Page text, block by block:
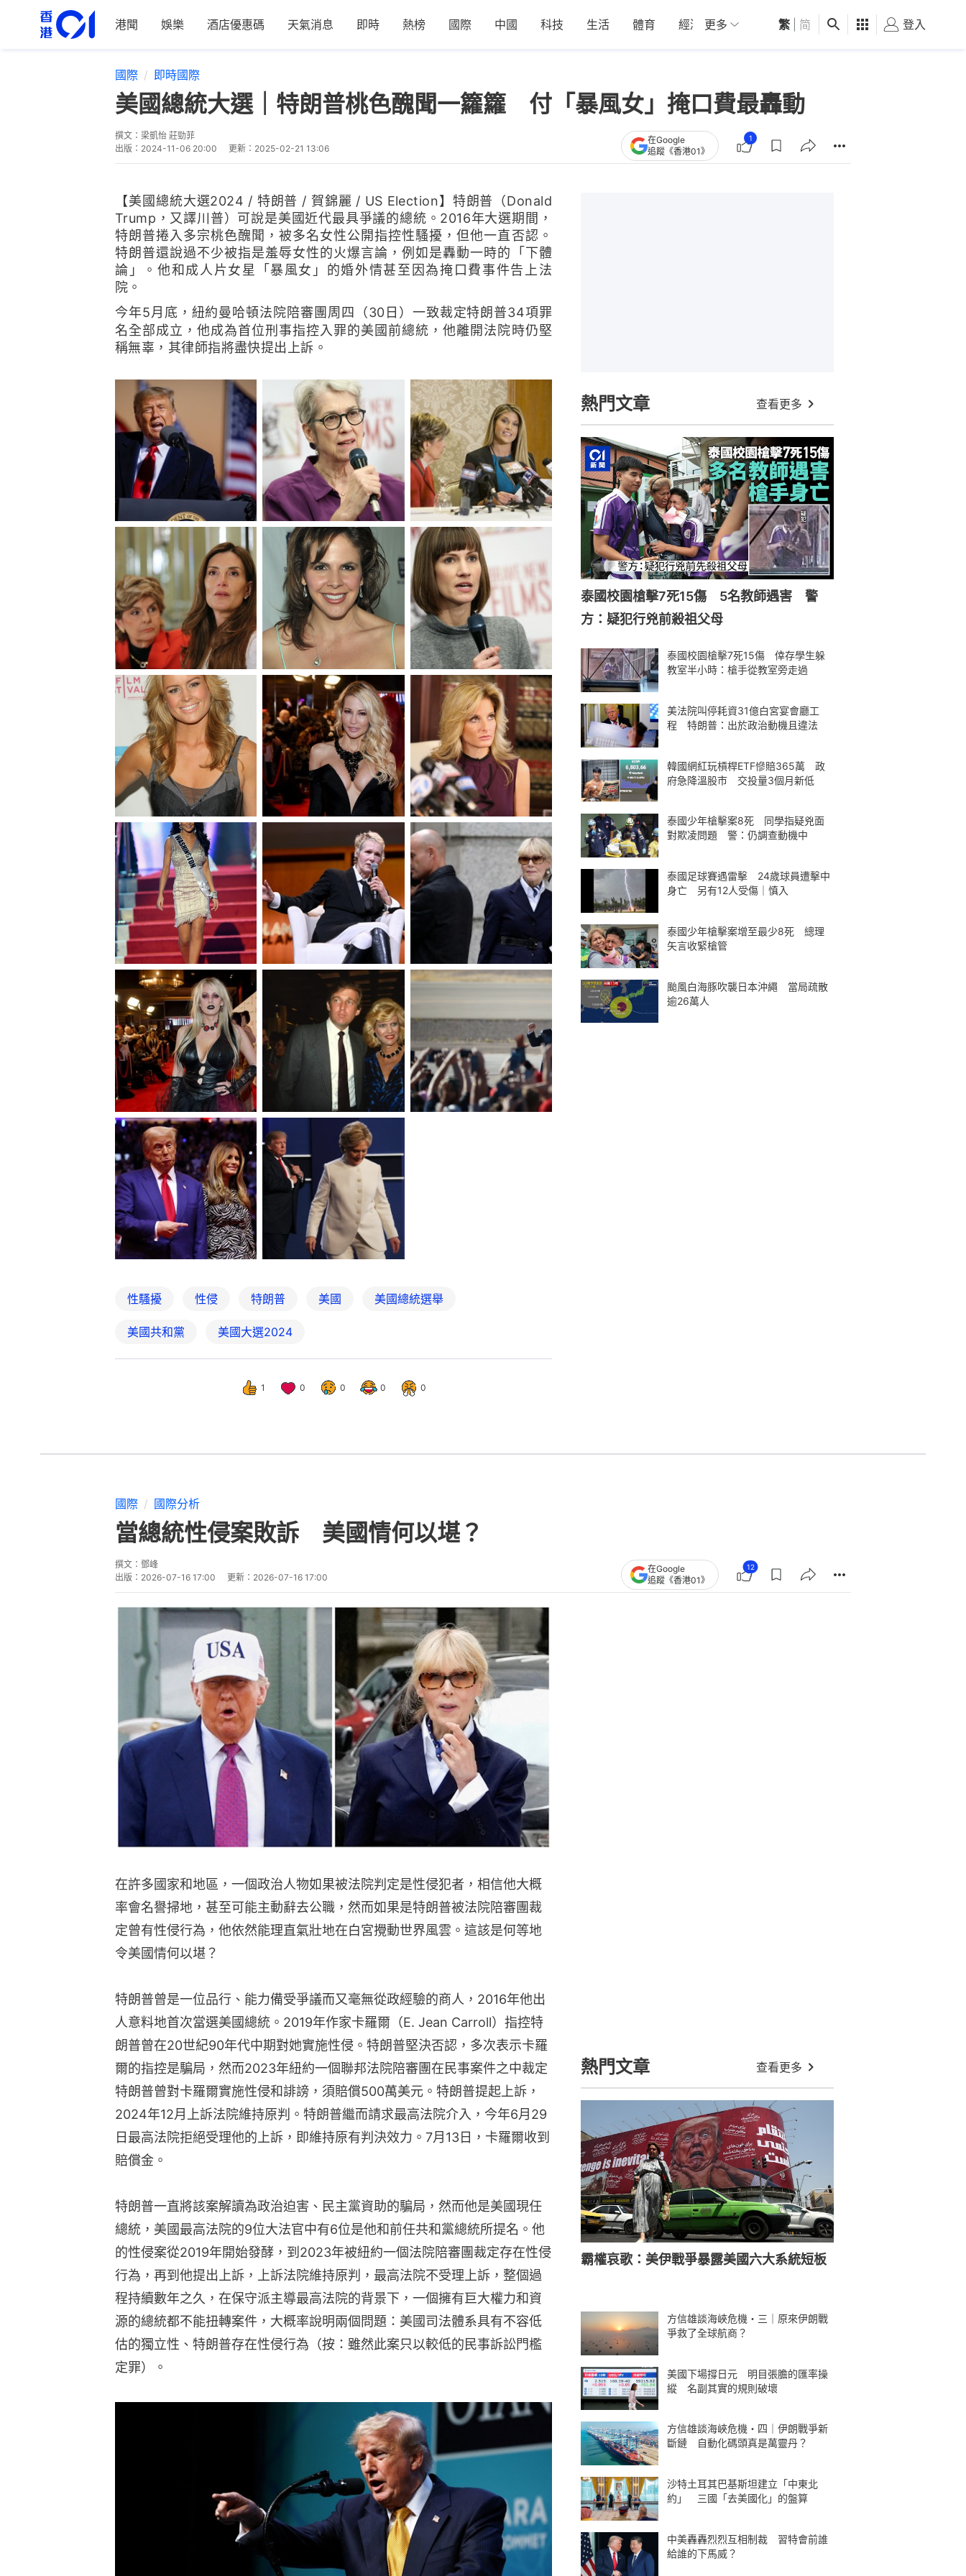
港聞 娛樂 酒店優惠碼 天氣消息 即時 熱榜 國際 中國 科技 生活 體育 經濟 01深圳 觀點 健康 好食玩飛
更多 繁 简 登入
國際 即時國際
美國總統大選｜特朗普桃色醜聞一籮籮 付「暴風女」掩口費最轟動
撰文： 梁凱怡 莊勁菲
出版： 2024-11-06 20:00 更新： 2025-02-21 13:06
在Google
追蹤《香港01》
1
【美國總統大選2024 / 特朗普 / 賀錦麗 / US Election】特朗普（Donald
Trump，又譯川普）可說是美國近代最具爭議的總統。2016年大選期間，
特朗普捲入多宗桃色醜聞，被多名女性公開指控性騷擾，但他一直否認。
特朗普還說過不少被指是羞辱女性的火爆言論，例如是轟動一時的「下體
論」。他和成人片女星「暴風女」的婚外情甚至因為掩口費事件告上法
院。
今年5月底，紐約曼哈頓法院陪審團周四（30日）一致裁定特朗普34項罪
名全部成立，他成為首位刑事指控入罪的美國前總統，他離開法院時仍堅
稱無辜，其律師指將盡快提出上訴。
性騷擾 性侵 特朗普 美國 美國總統選舉
美國共和黨 美國大選2024
1 0 0 0 0
熱門文章 查看更多
泰國校園槍擊7死15傷 5名教師遇害 警
方：疑犯行兇前殺祖父母
泰國校園槍擊7死15傷 倖存學生躲
教室半小時：槍手從教室旁走過
美法院叫停耗資31億白宮宴會廳工
程 特朗普：出於政治動機且違法
韓國網紅玩槓桿ETF慘賠365萬 政
府急降溫股市 交投量3個月新低
泰國少年槍擊案8死 同學指疑兇面
對欺凌問題 警：仍調查動機中
泰國足球賽遇雷擊 24歲球員遭擊中
身亡 另有12人受傷｜慎入
泰國少年槍擊案增至最少8死 總理
矢言收緊槍管
颱風白海豚吹襲日本沖繩 當局疏散
逾26萬人
國際 國際分析
當總統性侵案敗訴 美國情何以堪？
撰文： 鄧峰
出版： 2026-07-16 17:00 更新： 2026-07-16 17:00
在Google
追蹤《香港01》
12
在許多國家和地區，一個政治人物如果被法院判定是性侵犯者，相信他大概
率會名譽掃地，甚至可能主動辭去公職，然而如果是特朗普被法院陪審團裁
定曾有性侵行為，他依然能理直氣壯地在白宮攪動世界風雲。這該是何等地
令美國情何以堪？
特朗普曾是一位品行、能力備受爭議而又毫無從政經驗的商人，2016年他出
人意料地首次當選美國總統。2019年作家卡羅爾（E. Jean Carroll）指控特
朗普曾在20世紀90年代中期對她實施性侵。特朗普堅決否認，多次表示卡羅
爾的指控是騙局，然而2023年紐約一個聯邦法院陪審團在民事案件之中裁定
特朗普曾對卡羅爾實施性侵和誹謗，須賠償500萬美元。特朗普提起上訴，
2024年12月上訴法院維持原判。特朗普繼而請求最高法院介入，今年6月29
日最高法院拒絕受理他的上訴，即維持原有判決效力。7月13日，卡羅爾收到
賠償金。
特朗普一直將該案解讀為政治迫害、民主黨資助的騙局，然而他是美國現任
總統，美國最高法院的9位大法官中有6位是他和前任共和黨總統所提名。他
的性侵案從2019年開始發酵，到2023年被紐約一個法院陪審團裁定存在性侵
行為，再到他提出上訴，上訴法院維持原判，最高法院不受理上訴，整個過
程持續數年之久，在保守派主導最高法院的背景下，一個擁有巨大權力和資
源的總統都不能扭轉案件，大概率說明兩個問題：美國司法體系具有不容低
估的獨立性、特朗普存在性侵行為（按：雖然此案只以較低的民事訴訟門檻
定罪）。
熱門文章 查看更多
霸權哀歌：美伊戰爭暴露美國六大系統短板
方信雄談海峽危機・三｜原來伊朗戰
爭救了全球航商？
美國下場撐日元 明目張膽的匯率操
縱 名副其實的規則破壞
方信雄談海峽危機・四｜伊朗戰爭新
斷鏈 自動化碼頭真是萬靈丹？
沙特土耳其巴基斯坦建立「中東北
約」 三國「去美國化」的盤算
中美轟轟烈烈互相制裁 習特會前誰
給誰的下馬威？